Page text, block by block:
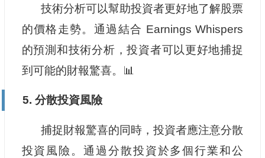
技術分析可以幫助投資者更好地了解股票
的價格走勢。通過結合 Earnings Whispers
的預測和技術分析，投資者可以更好地捕捉
到可能的財報驚喜。📊
5. 分散投資風險
捕捉財報驚喜的同時，投資者應注意分散
投資風險。通過分散投資於多個行業和公